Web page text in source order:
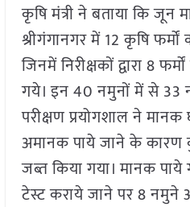
कृषि मंत्री ने बताया कि जून
श्रीगंगानगर में 12 कृषि फर्मों
जिनमें निरीक्षकों द्वारा 8
गये। इन 40 नमुनों में से 33
परीक्षण प्रयोगशाल ने
अमानक पाये जाने के
जब्त किया गया। मानक
टेस्ट कराये जाने पर 8 नमुने